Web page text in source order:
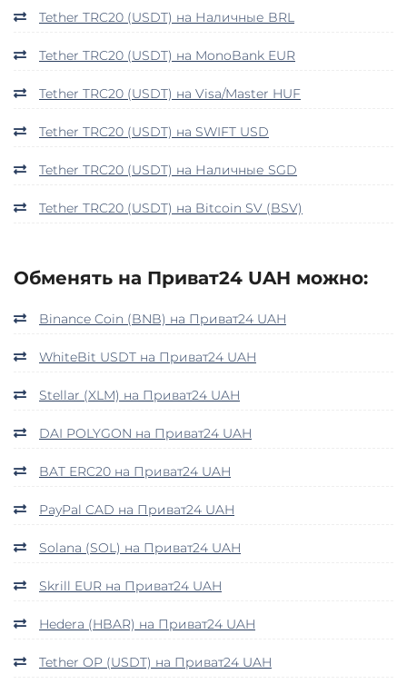
Tether TRC20 (USDT) на Наличные BRL
Tether TRC20 (USDT) на MonoBank EUR
Tether TRC20 (USDT) на Visa/Master HUF
Tether TRC20 (USDT) на SWIFT USD
Tether TRC20 (USDT) на Наличные SGD
Tether TRC20 (USDT) на Bitcoin SV (BSV)
Обменять на Приват24 UAH можно:
Binance Coin (BNB) на Приват24 UAH
WhiteBit USDT на Приват24 UAH
Stellar (XLM) на Приват24 UAH
DAI POLYGON на Приват24 UAH
BAT ERC20 на Приват24 UAH
PayPal CAD на Приват24 UAH
Solana (SOL) на Приват24 UAH
Skrill EUR на Приват24 UAH
Hedera (HBAR) на Приват24 UAH
Tether OP (USDT) на Приват24 UAH